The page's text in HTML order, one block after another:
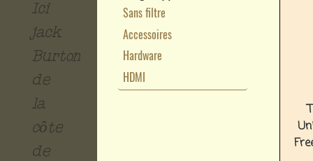
Ici
jack
Burton
de
la
côte
de
Sans filtre
Accessoires
Hardware
HDMI